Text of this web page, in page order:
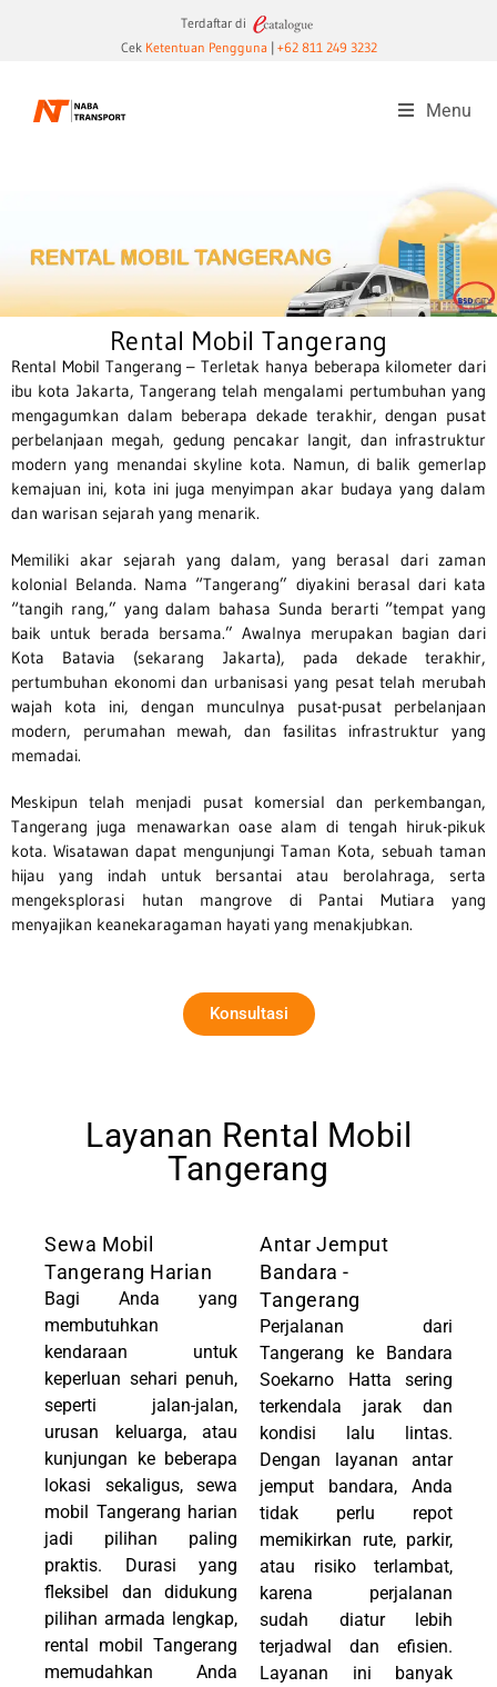
Terdaftar di
CekKetentuan Pengguna | +62 811 249 3232
Menu
Rental Mobil Tangerang
Rental Mobil Tangerang – Terletak hanya beberapa kilometer dari
ibu kota Jakarta, Tangerang telah mengalami pertumbuhan yang
mengagumkan dalam beberapa dekade terakhir, dengan pusat
perbelanjaan megah, gedung pencakar langit, dan infrastruktur
modern yang menandai skyline kota. Namun, di balik gemerlap
kemajuan ini, kota ini juga menyimpan akar budaya yang dalam
dan warisan sejarah yang menarik.
Memiliki akar sejarah yang dalam, yang berasal dari zaman
kolonial Belanda. Nama “Tangerang” diyakini berasal dari kata
“tangih rang,” yang dalam bahasa Sunda berarti “tempat yang
baik untuk berada bersama.” Awalnya merupakan bagian dari
Kota Batavia (sekarang Jakarta), pada dekade terakhir,
pertumbuhan ekonomi dan urbanisasi yang pesat telah merubah
wajah kota ini, dengan munculnya pusat-pusat perbelanjaan
modern, perumahan mewah, dan fasilitas infrastruktur yang
memadai.
Meskipun telah menjadi pusat komersial dan perkembangan,
Tangerang juga menawarkan oase alam di tengah hiruk-pikuk
kota. Wisatawan dapat mengunjungi Taman Kota, sebuah taman
hijau yang indah untuk bersantai atau berolahraga, serta
mengeksplorasi hutan mangrove di Pantai Mutiara yang
menyajikan keanekaragaman hayati yang menakjubkan.
Konsultasi
Layanan Rental Mobil
Tangerang
Sewa Mobil
Tangerang Harian
Bagi Anda yang
membutuhkan
kendaraan untuk
keperluan sehari penuh,
seperti jalan-jalan,
urusan keluarga, atau
kunjungan ke beberapa
lokasi sekaligus, sewa
mobil Tangerang harian
jadi pilihan paling
praktis. Durasi yang
fleksibel dan didukung
pilihan armada lengkap,
rental mobil Tangerang
memudahkan Anda
Antar Jemput
Bandara -
Tangerang
Perjalanan dari
Tangerang ke Bandara
Soekarno Hatta sering
terkendala jarak dan
kondisi lalu lintas.
Dengan layanan antar
jemput bandara, Anda
tidak perlu repot
memikirkan rute, parkir,
atau risiko terlambat,
karena perjalanan
sudah diatur lebih
terjadwal dan efisien.
Layanan ini banyak